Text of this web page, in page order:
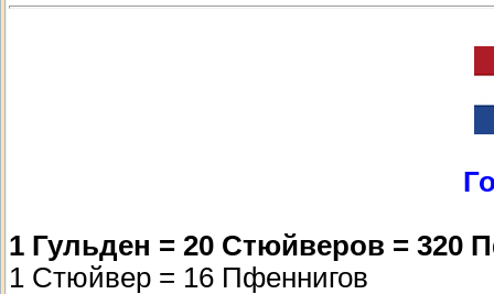
1 Гульден = 20 Стюйверов = 320
1 Стюйвер = 16 Пфеннигов